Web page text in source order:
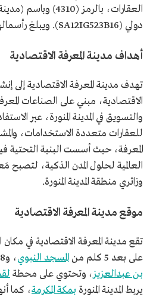
العقارات، بالرمز
دولي (SA12IG523B16). ويبلغ رأسمالها 3.393 مليارات ريال.
أهداف مدينة المعرفة الاقتصادية
تهدف مدينة المعرفة الاقتصادية إلى
الاقتصادية، مبني على الصناعات
والتسويق في المدينة المنورة، عبر
للعقارات متعددة الاستخدامات،
المعرفة، حيث أسست البنية التحتية
العالمية لحلول المدن الذكية،
وزائري منطقة المدينة المنورة.
موقع مدينة المعرفة الاقتصادية
تقع مدينة المعرفة الاقتصادية في مكان
على بعد 5 كلم من
المسجد النبوي، و8 كلم من
بن عبدالعزيز، وتحتوي على محطة
يربط المدينة المنورة بمكة المكرمة، كما